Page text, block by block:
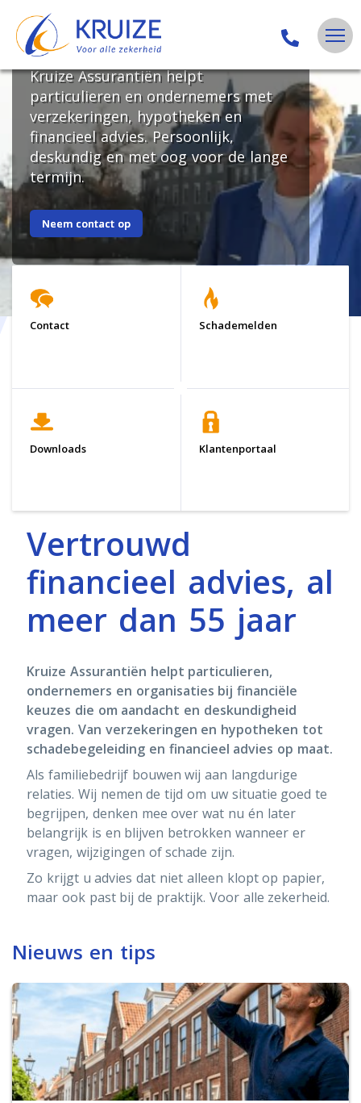
Zekerheid begint met
advies dat bij u past
Kruize Assurantiën helpt
particulieren en ondernemers met
verzekeringen, hypotheken en
financieel advies. Persoonlijk,
deskundig en met oog voor de lange
termijn.
Neem contact op
Contact Schademelden
Downloads Klantenportaal
Vertrouwd
financieel advies, al
meer dan 55 jaar
Kruize Assurantiën helpt particulieren,
ondernemers en organisaties bij financiële
keuzes die om aandacht en deskundigheid
vragen. Van verzekeringen en hypotheken tot
schadebegeleiding en financieel advies op maat.
Als familiebedrijf bouwen wij aan langdurige
relaties. Wij nemen de tijd om uw situatie goed te
begrijpen, denken mee over wat nu én later
belangrijk is en blijven betrokken wanneer er
vragen, wijzigingen of schade zijn.
Zo krijgt u advies dat niet alleen klopt op papier,
maar ook past bij de praktijk. Voor alle zekerheid.
Nieuws en tips